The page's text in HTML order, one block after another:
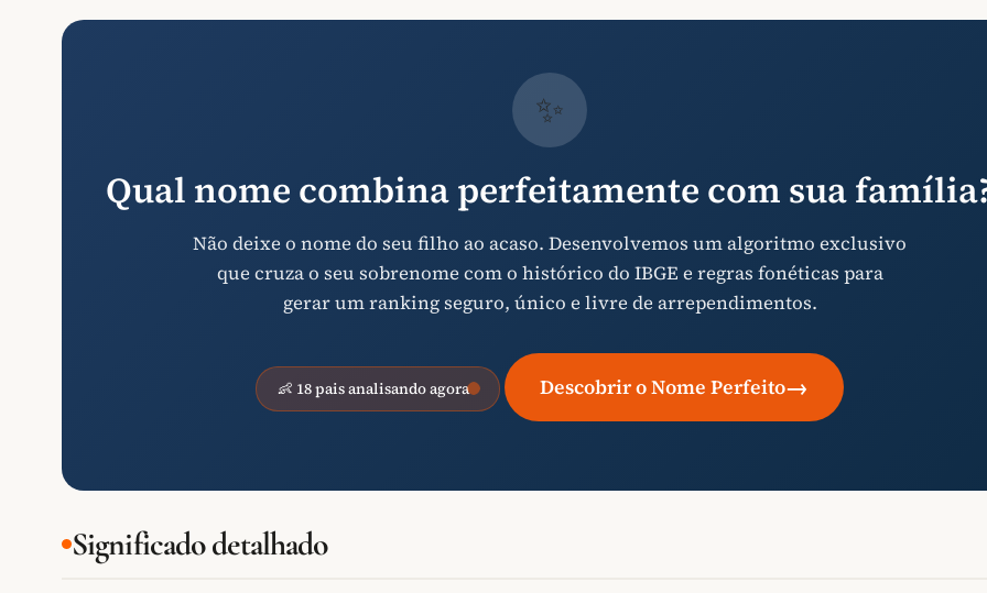
✨
Qual nome combina perfeitamente com sua
Não deixe o nome do seu filho ao acaso. Desenvolvemos um algoritmo exclusivo
que cruza o seu sobrenome com o histórico do IBGE e regras fonéticas para
gerar um ranking seguro, único e livre de arrependimentos.
👶 18 pais analisando agora Descobrir o Nome Perfeito→
Significado detalhado